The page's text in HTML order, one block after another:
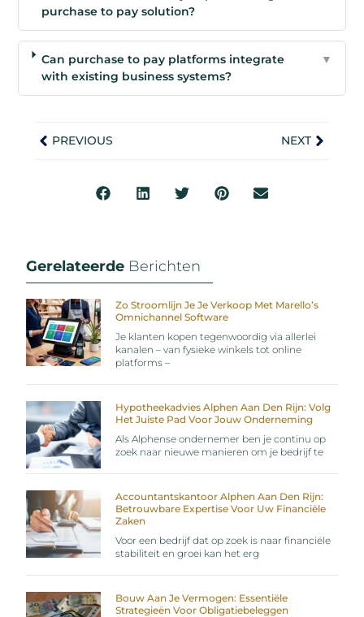
purchase to pay solution?
Can purchase to pay platforms integrate
with existing business systems?
▼
PREVIOUS NEXT
Gerelateerde Berichten
Zo Stroomlijn Je Je Verkoop Met Marello’s
Omnichannel Software
Je klanten kopen tegenwoordig via allerlei
kanalen – van fysieke winkels tot online
platforms –
Hypotheekadvies Alphen Aan Den Rijn: Volg
Het Juiste Pad Voor Jouw Onderneming
Als Alphense ondernemer ben je continu op
zoek naar nieuwe manieren om je bedrijf te
Accountantskantoor Alphen Aan Den Rijn:
Betrouwbare Expertise Voor Uw Financiële
Zaken
Voor een bedrijf dat op zoek is naar financiële
stabiliteit en groei kan het erg
Bouw Aan Je Vermogen: Essentiële
Strategieën Voor Obligatiebeleggen